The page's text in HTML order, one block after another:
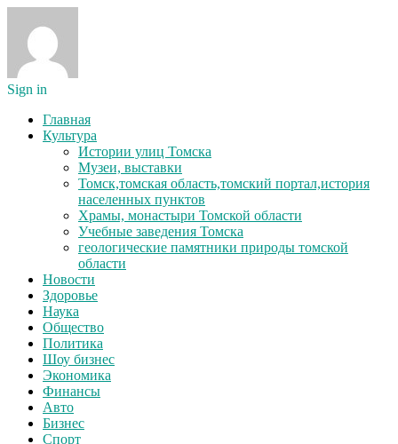
Sign in
Главная
Культура
Истории улиц Томска
Музеи, выставки
Томск,томская область,томский портал,история
населенных пунктов
Храмы, монастыри Томской области
Учебные заведения Томска
геологические памятники природы томской
области
Новости
Здоровье
Наука
Общество
Политика
Шоу бизнес
Экономика
Финансы
Авто
Бизнес
Спорт